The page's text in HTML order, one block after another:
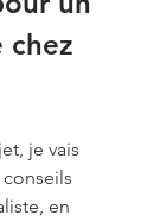
chez
je vais
en